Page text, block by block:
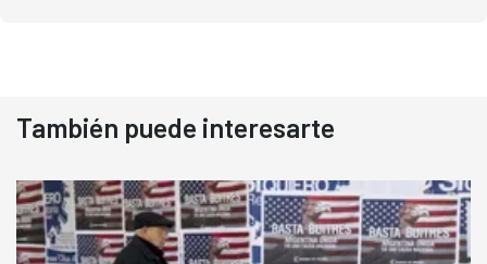
También puede interesarte